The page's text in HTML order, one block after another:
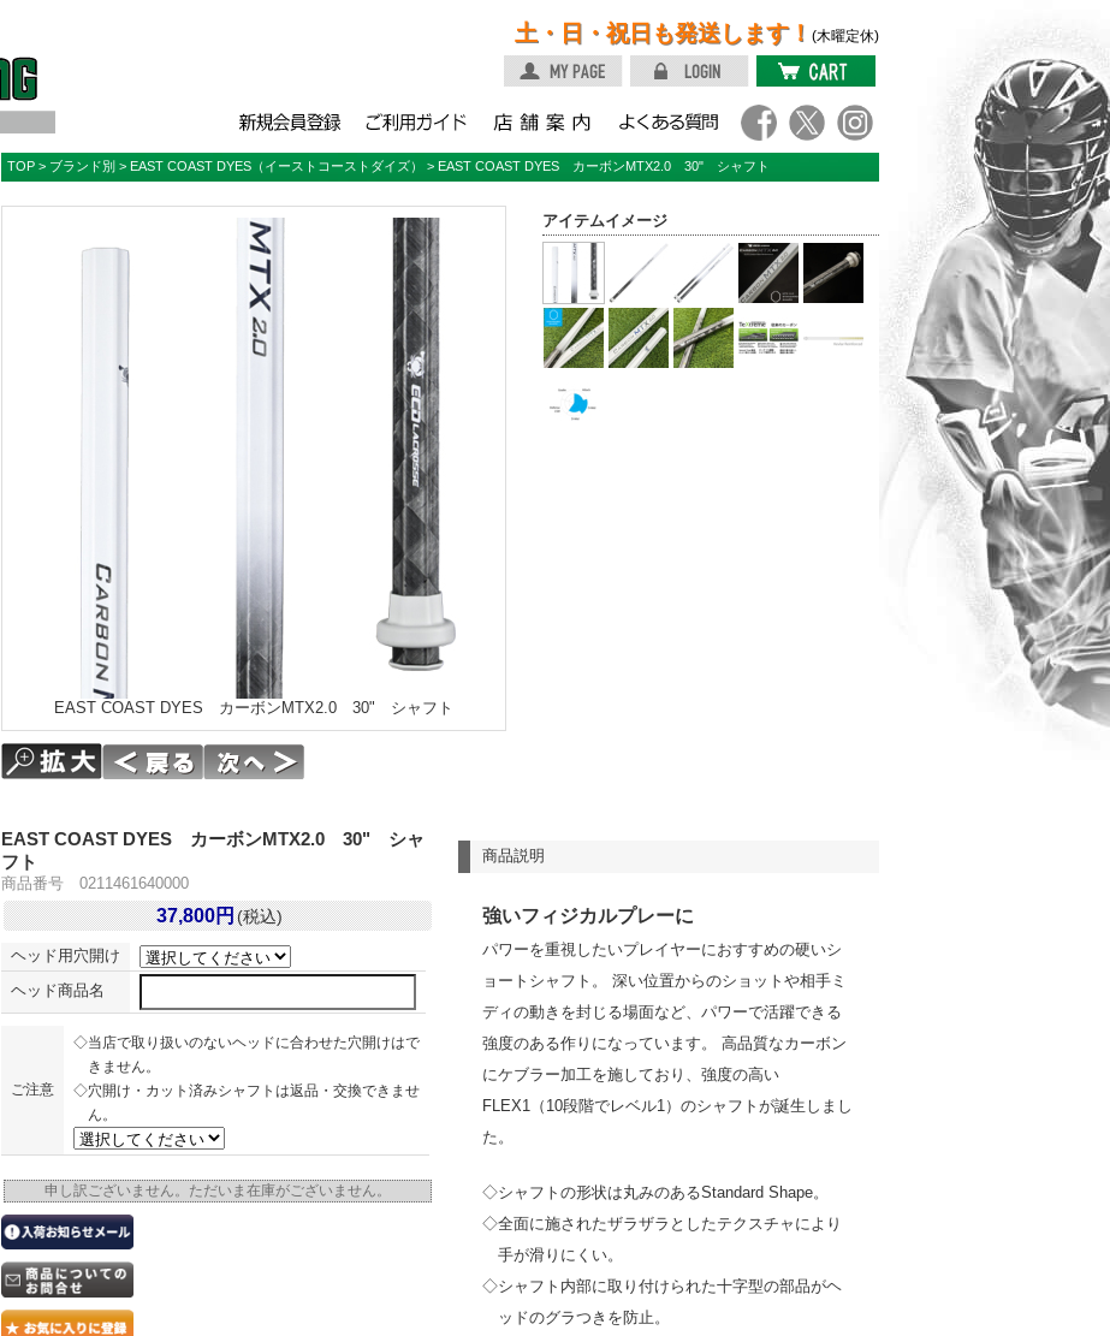
土・日・祝日も発送します！ (木曜定休)
TOP > ブランド別 > EAST COAST DYES（イーストコーストダイズ） > EAST COAST DYES カーボンMTX2.0 30" シャフト
アイテムイメージ
EAST COAST DYES カーボンMTX2.0 30" シャフト
商品説明
強いフィジカルプレーに
パワーを重視したいプレイヤーにおすすめの硬いシ
ョートシャフト。 深い位置からのショットや相手ミ
ディの動きを封じる場面など、パワーで活躍できる
強度のある作りになっています。 高品質なカーボン
にケブラー加工を施しており、強度の高い
FLEX1（10段階でレベル1）のシャフトが誕生しまし
た。
◇シャフトの形状は丸みのあるStandard Shape。
◇全面に施されたザラザラとしたテクスチャにより
手が滑りにくい。
◇シャフト内部に取り付けられた十字型の部品がヘ
ッドのグラつきを防止。
EAST COAST DYES カーボンMTX2.0 30" シャ
フト
商品番号 0211461640000
37,800円(税込)
ヘッド用穴開け
ヘッド商品名
ご注意
◇当店で取り扱いのないヘッドに合わせた穴開けはで
きません。
◇穴開け・カット済みシャフトは返品・交換できませ
ん。
申し訳ございません。ただいま在庫がございません。